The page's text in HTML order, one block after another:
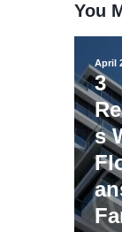
You
April
3
s